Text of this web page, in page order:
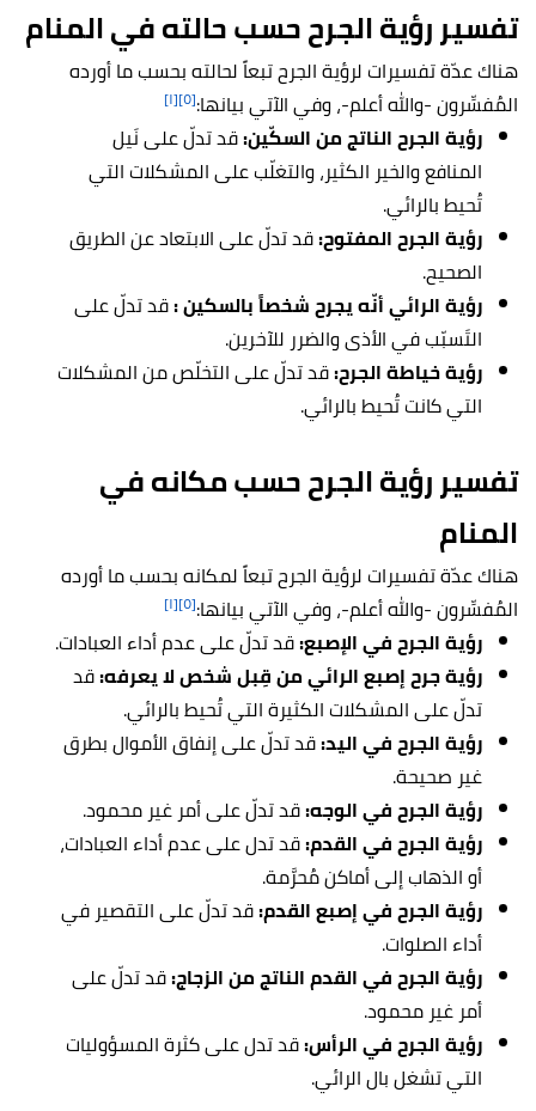
تفسير رؤية الجرح حسب حالته في المنام
هناك عدّة تفسيرات لرؤية الجرح تبعاً لحالته بحسب ما أورده
المُفسِّرون -والله أعلم-، وفي الآتي بيانها:[٥] [١]
رؤية الجرح الناتج من السكّين:قد تدلّ على نَيل
المنافع والخير الكثير، والتغلّب على المشكلات التي
تُحيط بالرائي.
رؤية الجرح المفتوح:قد تدلّ على الابتعاد عن الطريق
الصحيح.
رؤية الرائي أنّه يجرح شخصاً بالسكين :قد تدلّ على
التَسبّب في الأذى والضرر للآخرين.
رؤية خياطة الجرح:قد تدلّ على التخلّص من المشكلات
التي كانت تُحيط بالرائي.
تفسير رؤية الجرح حسب مكانه في
المنام
هناك عدّة تفسيرات لرؤية الجرح تبعاً لمكانه بحسب ما أورده
المُفسِّرون -والله أعلم-، وفي الآتي بيانها:[٥] [١]
رؤية الجرح في الإصبع:قد تدلّ على عدم أداء العبادات.
رؤية جرح إصبع الرائي من قِبل شخص لا يعرفه:قد
تدلّ على المشكلات الكثيرة التي تُحيط بالرائي.
رؤية الجرح في اليد:قد تدلّ على إنفاق الأموال بطرق
غير صحيحة.
رؤية الجرح في الوجه:قد تدلّ على أمر غير محمود.
رؤية الجرح في القدم:قد تدل على عدم أداء العبادات،
أو الذهاب إلى أماكن مُحرَّمة.
رؤية الجرح في إصبع القدم:قد تدلّ على التقصير في
أداء الصلوات.
رؤية الجرح في القدم الناتج من الزجاج:قد تدلّ على
أمر غير محمود.
رؤية الجرح في الرأس:قد تدل على كثرة المسؤوليات
التي تشغل بال الرائي.